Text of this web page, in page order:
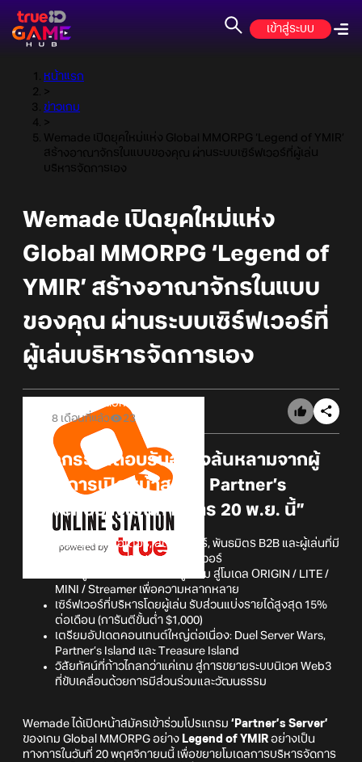
เข้าสู่ระบบ
หน้าแรก
>
ข่าวเกม
>
Wemade เปิดยุคใหม่แห่ง Global MMORPG ‘Legend of YMIR’
สร้างอาณาจักรในแบบของคุณ ผ่านระบบเซิร์ฟเวอร์ที่ผู้เล่น
บริหารจัดการเอง
Wemade เปิดยุคใหม่แห่ง
Global MMORPG ‘Legend of
YMIR’ สร้างอาณาจักรในแบบ
ของคุณ ผ่านระบบเซิร์ฟเวอร์ที่
ผู้เล่นบริหารจัดการเอง
Online Station
8 เดือนที่แล้ว
23
“จากกระแสตอบรับอย่างล้นหลามจากผู้
เล่น สู่การเปิดหน้าสมัคร Partner’s
Server อย่างเป็นทางการ 20 พ.ย. นี้”
เปิดรับทั้งครีเอเตอร์, สตรีมเมอร์, พันธมิตร B2B และผู้เล่นที่มี
ความพร้อมในการบริหารเซิร์ฟเวอร์
ขยายรูปแบบจากระบบประมูลเดิม สู่โมเดล ORIGIN / LITE /
MINI / Streamer เพื่อความหลากหลาย
เซิร์ฟเวอร์ที่บริหารโดยผู้เล่น รับส่วนแบ่งรายได้สูงสุด 15%
ต่อเดือน (การันตีขั้นต่ำ $1,000)
เตรียมอัปเดตคอนเทนต์ใหญ่ต่อเนื่อง: Duel Server Wars,
Partner’s Island และ Treasure Island
วิสัยทัศน์ที่ก้าวไกลกว่าแค่เกม สู่การขยายระบบนิเวศ Web3
ที่ขับเคลื่อนด้วยการมีส่วนร่วมและวัฒนธรรม
Wemade ได้เปิดหน้าสมัครเข้าร่วมโปรแกรม ‘Partner’s Server’
ของเกม Global MMORPG อย่าง Legend of YMIR อย่างเป็น
ทางการในวันที่ 20 พฤศจิกายนนี้ เพื่อขยายโมเดลการบริหารจัดการ